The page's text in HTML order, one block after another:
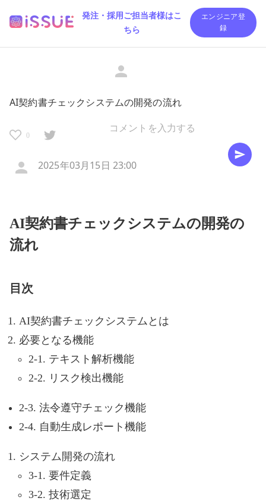
発注・採用ご担当者様はこ
ちら
エンジニア登
録
AI契約書チェックシステムの開発の流れ
0
2025年03月15日 23:00
AI契約書チェックシステムの開発の
流れ
目次
AI契約書チェックシステムとは
必要となる機能
2-1. テキスト解析機能
2-2. リスク検出機能
2-3. 法令遵守チェック機能
2-4. 自動生成レポート機能
システム開発の流れ
3-1. 要件定義
3-2. 技術選定